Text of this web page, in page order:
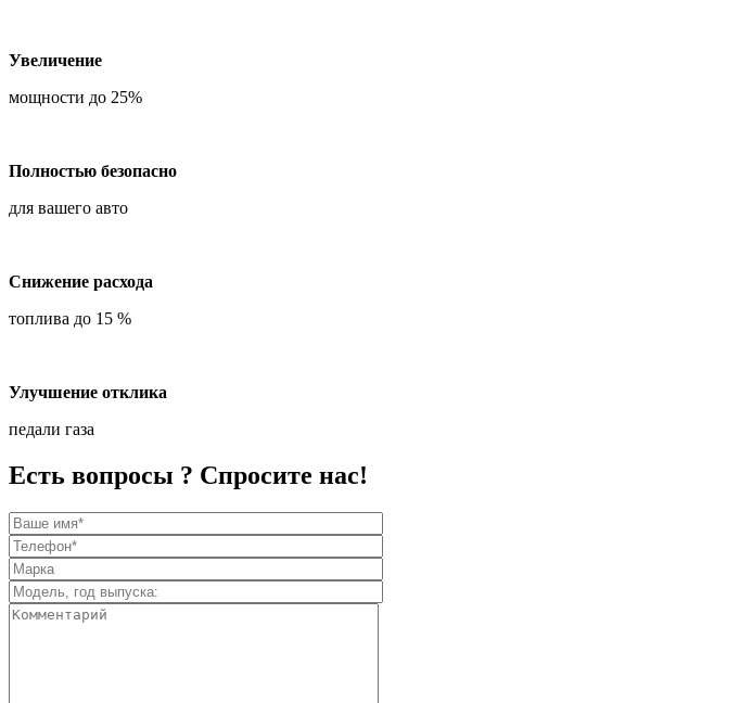
Увеличение
мощности до 25%
Полностью безопасно
для вашего авто
Снижение расхода
топлива до 15 %
Улучшение отклика
педали газа
Есть вопросы ? Спросите нас!